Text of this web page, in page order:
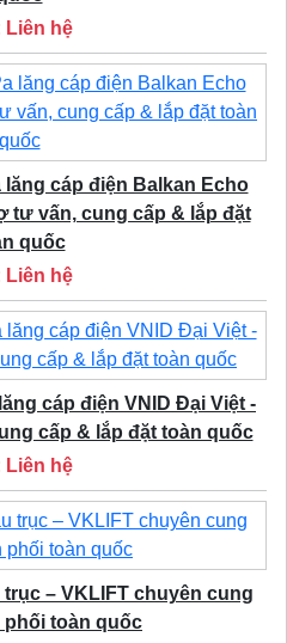
Liên hệ
cáp điện Balkan Echo
tư vấn, cung cấp & lắp đặt
quốc
Liên hệ
cáp điện VNID Đại Việt -
cấp & lắp đặt toàn quốc
Liên hệ
– VKLIFT chuyên cung
phối toàn quốc